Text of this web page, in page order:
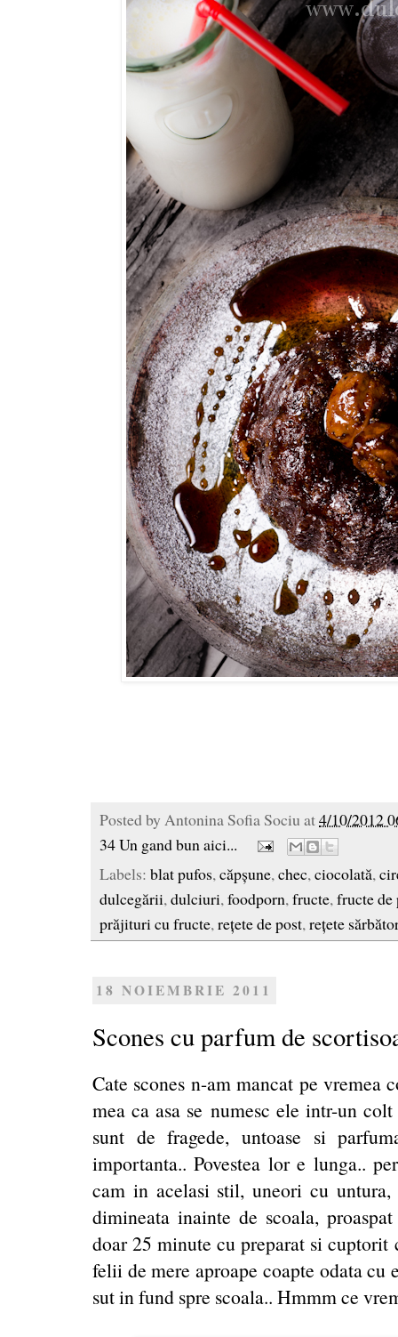
Posted by Antonina Sofia Sociu at4/10/2012
34 Un gand bun aici...
Labels: blat pufos, căpșune, chec, ciocolată,
dulcegării, dulciuri, foodporn, fructe, fructe de
prăjituri cu fructe, rețete de post, rețete
18 NOIEMBRIE 2011
Scones cu parfum de
Cate scones n-am mancat pe
mea ca asa se numesc ele intr-un
sunt de fragede, untoase si
importanta.. Povestea lor e lunga..
cam in acelasi stil, uneori cu
dimineata inainte de scoala,
doar 25 minute cu preparat si cuptorit
felii de mere aproape coapte odata
sut in fund spre scoala.. Hmmm ce